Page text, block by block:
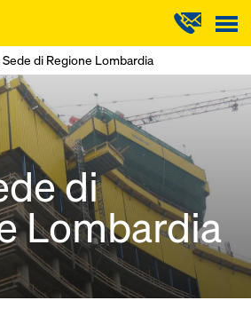
di Regione Lombardia
di
Lombardia